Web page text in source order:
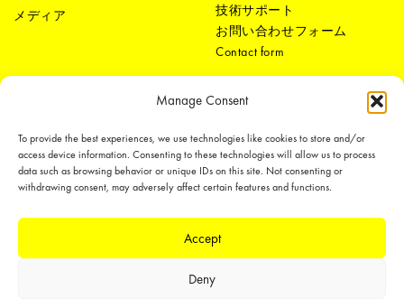
Manage Consent
To provide the best experiences, we use technologies like cookies to store and/or
access device information. Consenting to these technologies will allow us to process
data such as browsing behavior or unique IDs on this site. Not consenting or
withdrawing consent, may adversely affect certain features and functions.
Accept
Deny
メディア
技術サポート
お問い合わせフォーム
Contact form
LEDiL Group
Copyright © 2018-2026 LEDiL. All rights reserved. ICP number：粤ICP备
19075555号-1